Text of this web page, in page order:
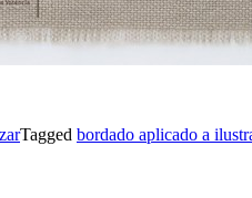
Tagged bordado aplicado a